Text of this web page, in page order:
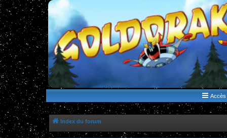
WWW.GOLDORAKGO.COM
le site de la Lune Rouge
Accès
Index du forum